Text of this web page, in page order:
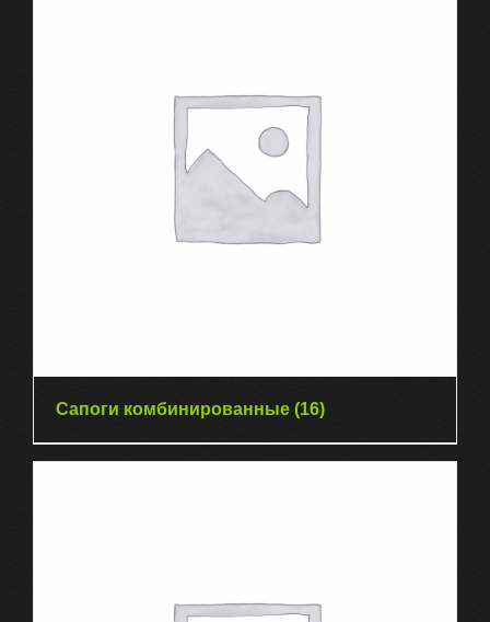
Сапоги комбинированные (16)